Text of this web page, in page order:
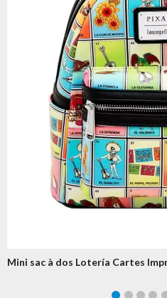
Mini sac à dos Lotería Cartes